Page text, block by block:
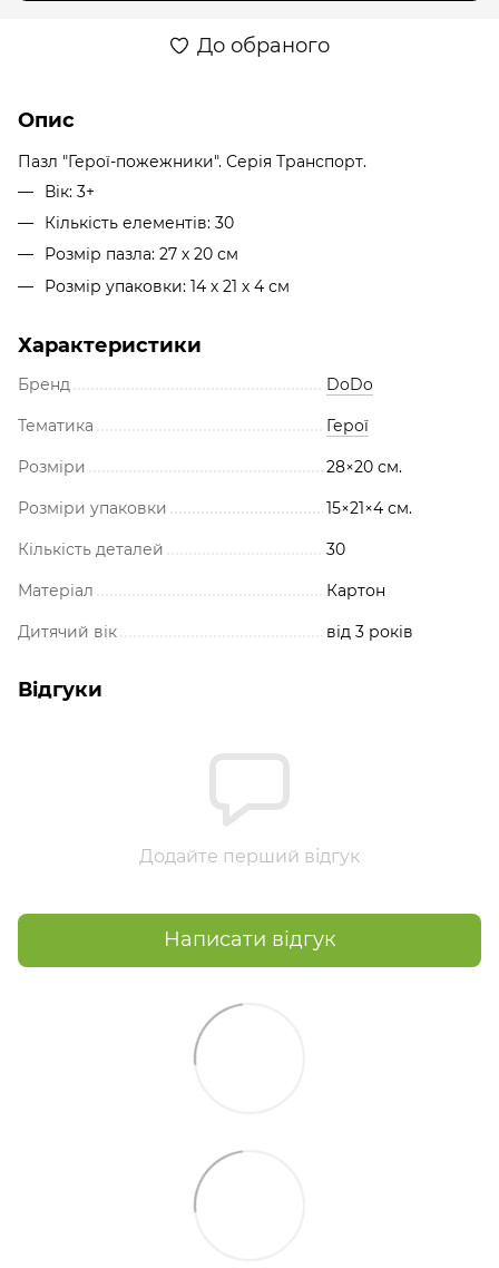
До обраного
Опис
Пазл "Герої-пожежники". Серія Транспорт.
Вік: 3+
Кількість елементів: 30
Розмір пазла: 27 х 20 см
Розмір упаковки: 14 х 21 х 4 см
Характеристики
Бренд DoDo
Тематика Герої
Розміри 28×20 см.
Розміри упаковки 15×21×4 см.
Кількість деталей 30
Матеріал Картон
Дитячий вік від 3 років
Відгуки
Додайте перший відгук
Написати відгук